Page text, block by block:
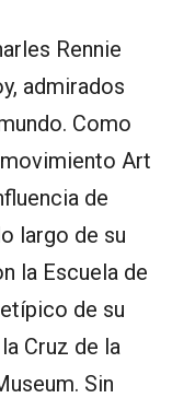
Rennie
admirados
Como
Art
de
largo de su
la Escuela de
de su
Cruz de la
Sin